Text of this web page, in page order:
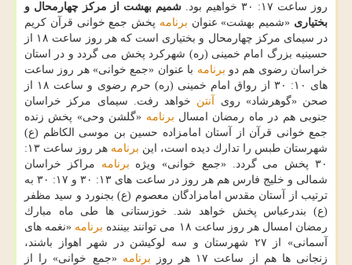
روز ساعت ۱۷: ۳۰ خواهیم بود.
شمیم بهشت از مركز چهارمحال و
بختیاری «شمیم بهشت» عنوان برنامه پخش جمع خوانی قرآن كریم
در سیمای مركز چهارمحال و بختیاری است كه هر روز ساعت ۱۸ از
حسینیه بزرگ امام خمینی (ره) شهركرد پخش می گردد و در استان
خراسان رضوی هم دو برنامه با عنوان «جمع خوانی» هر روز ساعت
های ۱۰: ۳۰ از رواق امام خمینی (ره) حرم رضوی و ساعت ۱۸ از
صحن «گوهرشاد» روی
آنتن خواهد رفت. سیمای مركز خراسان
جنوبی هم در ماه رمضان امسال برنامه «گلشن وحی» پخش زنده
جمع خوانی قرآن از آستان امامزاده حسین بن موسی الكاظم (ع)
شهرستان طبس را تدارك دیده است، این برنامه
هر روز ساعت ۱۳:
۳۰ پخش می گردد. «جمع خوانی» ویژه
برنامه مراكز خراسان
شمالی و خلیج فارس هم هر روز در ساعت های ۱۳: ۳۰ و ۱۷: ۳۰ به
ترتیب از آستان مقدس امامزادگان معصوم (ع) بجنورد و سید مظفر
(ع) بندرعباس پخش خواهد شد. خوزستانی ها طی ماه مبارك
رمضان امسال هر روز ساعت ۱۸ می توانند بیننده
برنامه «نغمه های
آسمانی» از ۲۷ شهرستان و سه لوكیشن در شهر اهواز باشند،
زنجانی ها هم از ساعت ۱۷ هر روز
برنامه «جمع خوانی» را از